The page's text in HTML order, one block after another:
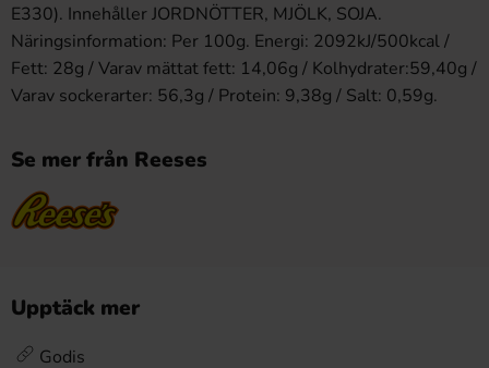
E330). Innehåller JORDNÖTTER, MJÖLK, SOJA.
Näringsinformation: Per 100g. Energi: 2092kJ/500kcal /
Fett: 28g / Varav mättat fett: 14,06g / Kolhydrater:59,40g /
Varav sockerarter: 56,3g / Protein: 9,38g / Salt: 0,59g.
Se mer från Reeses
Upptäck mer
Godis